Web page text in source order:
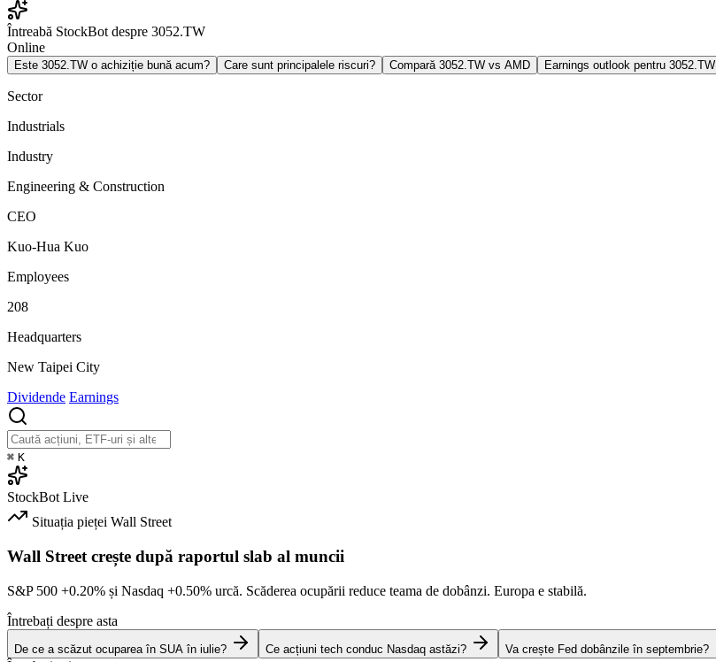
Întreabă StockBot despre 3052.TW
Online
Este 3052.TW o achiziție bună acum? Care sunt principalele riscuri? Compară 3052.TW vs AMD Earnings outlook pentru 3052.TW
Sector
Industrials
Industry
Engineering & Construction
CEO
Kuo-Hua Kuo
Employees
208
Headquarters
New Taipei City
Dividende Earnings
⌘ K
StockBot Live
Situația pieței Wall Street
Wall Street crește după raportul slab al muncii
S&P 500 +0.20% și Nasdaq +0.50% urcă. Scăderea ocupării reduce teama de dobânzi. Europa e stabilă.
Întrebați despre asta
De ce a scăzut ocuparea în SUA în iulie? Ce acțiuni tech conduc Nasdaq astăzi? Va crește Fed dobânzile în septembrie?